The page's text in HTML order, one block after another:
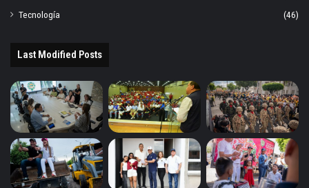
Tecnología
(46)
Last Modified Posts